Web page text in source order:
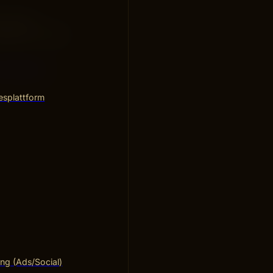
(Ads/Social)
göras
bra, än att